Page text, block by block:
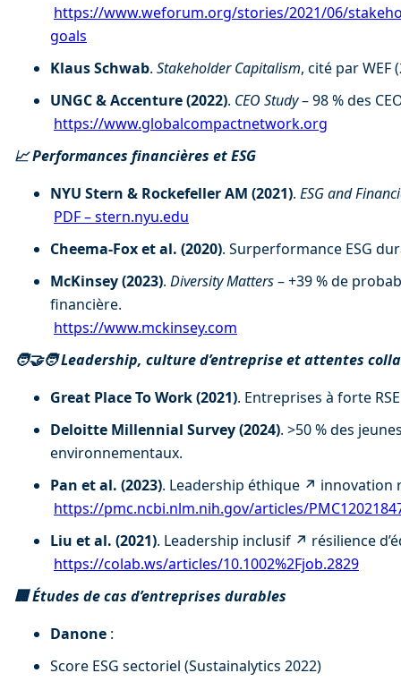
https://www.weforum.org/stories/2021/06/
goals
Klaus Schwab. Stakeholder Capitalism, cité par WEF
UNGC & Accenture (2022). CEO Study – 98 % des
https://www.globalcompactnetwork.org
📈 Performances financières et ESG
NYU Stern & Rockefeller AM (2021). ESG and
PDF – stern.nyu.edu
Cheema-Fox et al. (2020). Surperformance ESG
McKinsey (2023). Diversity Matters – +39 % de
financière.
https://www.mckinsey.com
🧑‍🤝‍🧑 Leadership, culture d’entreprise et attentes
Great Place To Work (2021). Entreprises à forte
Deloitte Millennial Survey (2024). >50 % des
environnementaux.
Pan et al. (2023). Leadership éthique ↗ innovation
https://pmc.ncbi.nlm.nih.gov/articles/
Liu et al. (2021). Leadership inclusif ↗ résilience
https://colab.ws/articles/10.1002%2Fjob.2829
🏢 Études de cas d’entreprises durables
Danone :
Score ESG sectoriel (Sustainalytics 2022)